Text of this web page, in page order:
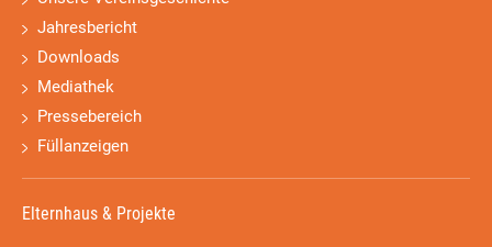
Jahresbericht
Downloads
Mediathek
Pressebereich
Füllanzeigen
Elternhaus & Projekte